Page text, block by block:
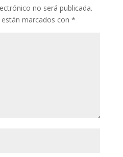
no será publicada.
marcados con *